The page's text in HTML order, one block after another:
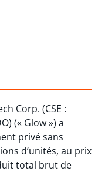
Corp. (CSE :
(« Glow ») a
privé sans
d’unités, au prix
total brut de